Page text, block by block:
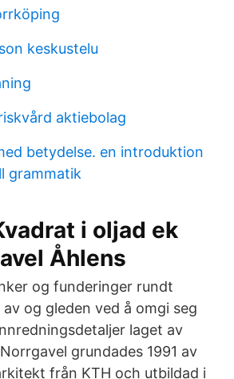
keskustelu
aktiebolag
betydelse. en introduktion
grammatik
i oljad ek
Åhlens
og funderinger rundt
og gleden ved å omgi seg
laget av
grundades 1991 av
från KTH och utbildad i